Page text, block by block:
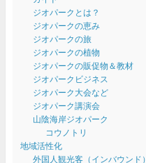
ジオパークとは？
ジオパークの恵み
ジオパークの旅
ジオパークの植物
ジオパークの販促物＆教材
ジオパークビジネス
ジオパーク大会など
ジオパーク講演会
山陰海岸ジオパーク
コウノトリ
地域活性化
外国人観光客（インバウンド）